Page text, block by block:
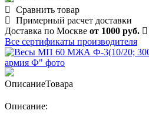
Сравнить товар
Примерный расчет доставки
Доставка по Москве от 1000 руб.
Все сертификаты производителя
ОписаниеТовара
Описание: